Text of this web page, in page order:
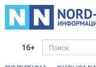
16+